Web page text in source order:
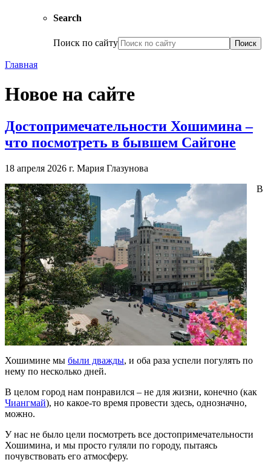
Search
Поиск по сайту
Главная
Новое на сайте
Достопримечательности Хошимина –
что посмотреть в бывшем Сайгоне
18 апреля 2026 г. Мария Глазунова
В
Хошимине мы были дважды, и оба раза успели погулять по
нему по несколько дней.
В целом город нам понравился – не для жизни, конечно (как
Чиангмай), но какое-то время провести здесь, однозначно,
можно.
У нас не было цели посмотреть все достопримечательности
Хошимина, и мы просто гуляли по городу, пытаясь
почувствовать его атмосферу.